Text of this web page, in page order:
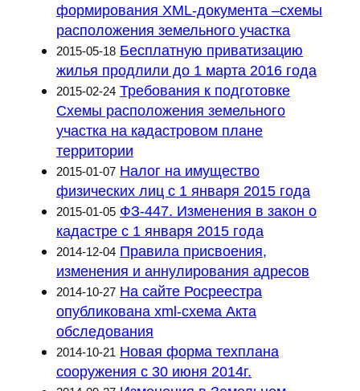
формирования XML-документа –схемы
расположения земельного участка
2015-05-18 Бесплатную приватизацию
жилья продлили до 1 марта 2016 года
2015-02-24 Требования к подготовке
Схемы расположения земельного
участка на кадастровом плане
территории
2015-01-07 Налог на имущество
физических лиц с 1 января 2015 года
2015-01-05 ФЗ-447. Изменения в закон о
кадастре с 1 января 2015 года
2014-12-04 Правила присвоения,
изменения и аннулирования адресов
2014-10-27 На сайте Росреестра
опубликована xml-схема Акта
обследования
2014-10-21 Новая форма техплана
сооружения с 30 июня 2014г.